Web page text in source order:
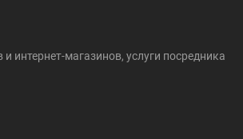
интернет-магазинов, услуги посредника